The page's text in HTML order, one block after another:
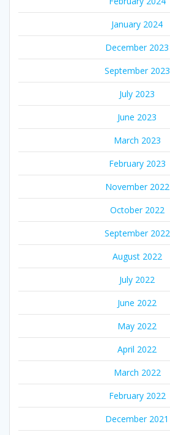
January 2024
December 2023
September 2023
July 2023
June 2023
March 2023
February 2023
November 2022
October 2022
September 2022
August 2022
July 2022
June 2022
May 2022
April 2022
March 2022
February 2022
December 2021